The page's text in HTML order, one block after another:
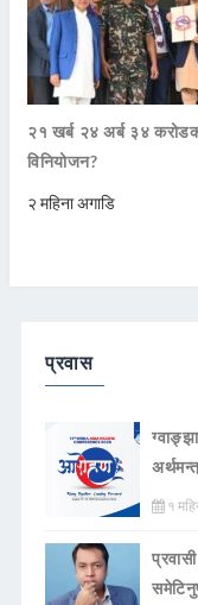
२१ खर्ब २४ अर्ब ३४
विनियोजन?
२ महिना अगाडि
प्रवास
१